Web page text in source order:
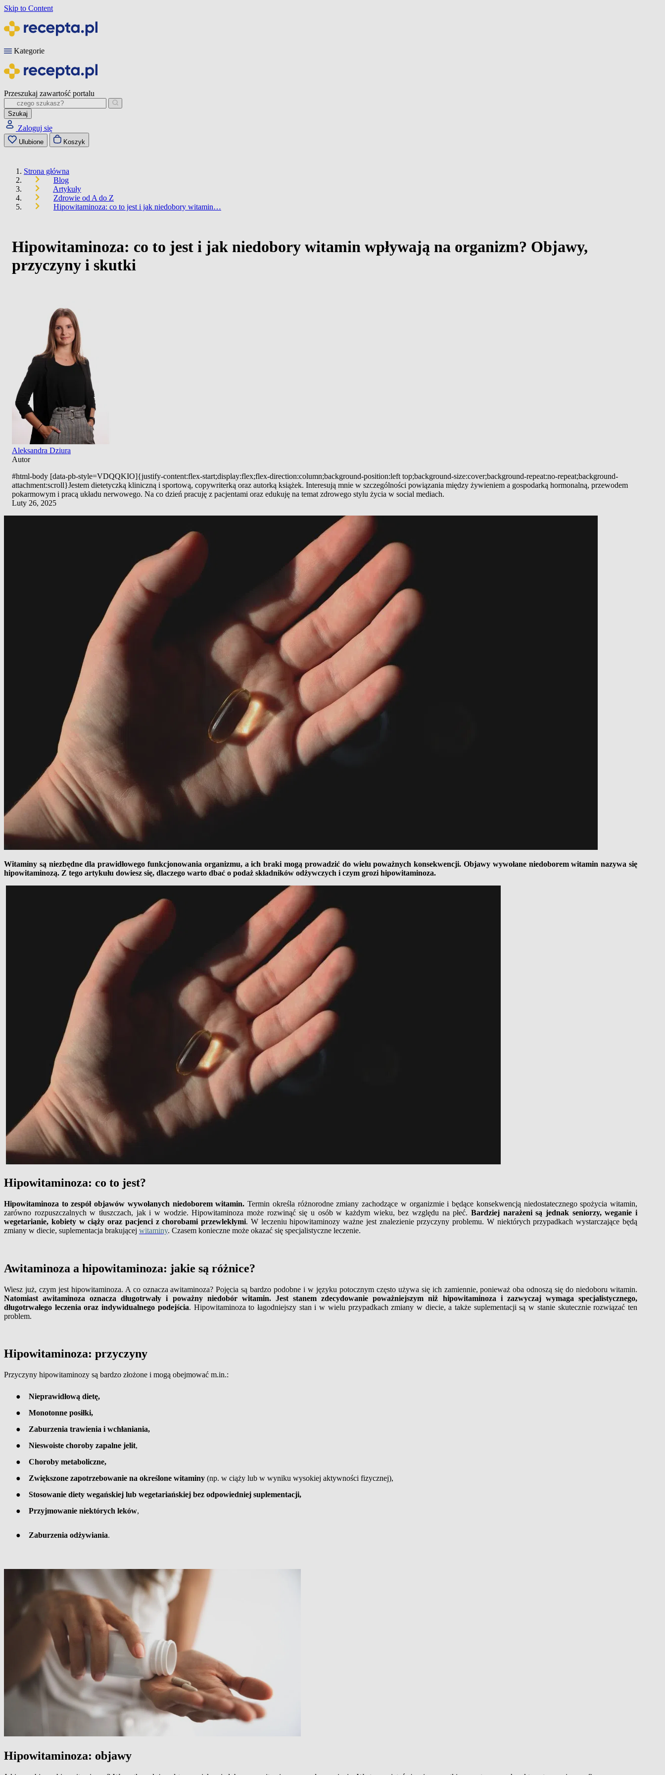
Skip to Content
Kategorie
Przeszukaj zawartość portalu
Szukaj
Zaloguj się
Ulubione Koszyk
Strona główna
Blog
Artykuły
Zdrowie od A do Z
Hipowitaminoza: co to jest i jak niedobory witamin…
Hipowitaminoza: co to jest i jak niedobory witamin wpływają na organizm? Objawy,
przyczyny i skutki
Aleksandra Dziura
Autor
#html-body [data-pb-style=VDQQKIO]{justify-content:flex-start;display:flex;flex-direction:column;background-position:left top;background-size:cover;background-repeat:no-repeat;background-
attachment:scroll}Jestem dietetyczką kliniczną i sportową, copywriterką oraz autorką książek. Interesują mnie w szczególności powiązania między żywieniem a gospodarką hormonalną, przewodem
pokarmowym i pracą układu nerwowego. Na co dzień pracuję z pacjentami oraz edukuję na temat zdrowego stylu życia w social mediach.
Luty 26, 2025
Witaminy są niezbędne dla prawidłowego funkcjonowania organizmu, a ich braki mogą prowadzić do wielu poważnych konsekwencji. Objawy wywołane niedoborem witamin nazywa się
hipowitaminozą. Z tego artykułu dowiesz się, dlaczego warto dbać o podaż składników odżywczych i czym grozi hipowitaminoza.
Hipowitaminoza: co to jest?
Hipowitaminoza to zespół objawów wywołanych niedoborem witamin. Termin określa różnorodne zmiany zachodzące w organizmie i będące konsekwencją niedostatecznego spożycia witamin,
zarówno rozpuszczalnych w tłuszczach, jak i w wodzie. Hipowitaminoza może rozwinąć się u osób w każdym wieku, bez względu na płeć. Bardziej narażeni są jednak seniorzy, weganie i
wegetarianie, kobiety w ciąży oraz pacjenci z chorobami przewlekłymi. W leczeniu hipowitaminozy ważne jest znalezienie przyczyny problemu. W niektórych przypadkach wystarczające będą
zmiany w diecie, suplementacja brakującej witaminy. Czasem konieczne może okazać się specjalistyczne leczenie.
Awitaminoza a hipowitaminoza: jakie są różnice?
Wiesz już, czym jest hipowitaminoza. A co oznacza awitaminoza? Pojęcia są bardzo podobne i w języku potocznym często używa się ich zamiennie, ponieważ oba odnoszą się do niedoboru witamin.
Natomiast awitaminoza oznacza długotrwały i poważny niedobór witamin. Jest stanem zdecydowanie poważniejszym niż hipowitaminoza i zazwyczaj wymaga specjalistycznego,
długotrwałego leczenia oraz indywidualnego podejścia. Hipowitaminoza to łagodniejszy stan i w wielu przypadkach zmiany w diecie, a także suplementacji są w stanie skutecznie rozwiązać ten
problem.
Hipowitaminoza: przyczyny
Przyczyny hipowitaminozy są bardzo złożone i mogą obejmować m.in.:
● Nieprawidłową dietę,
● Monotonne posiłki,
● Zaburzenia trawienia i wchłaniania,
● Nieswoiste choroby zapalne jelit,
● Choroby metaboliczne,
● Zwiększone zapotrzebowanie na określone witaminy (np. w ciąży lub w wyniku wysokiej aktywności fizycznej),
● Stosowanie diety wegańskiej lub wegetariańskiej bez odpowiedniej suplementacji,
● Przyjmowanie niektórych leków,
● Zaburzenia odżywiania.
Hipowitaminoza: objawy